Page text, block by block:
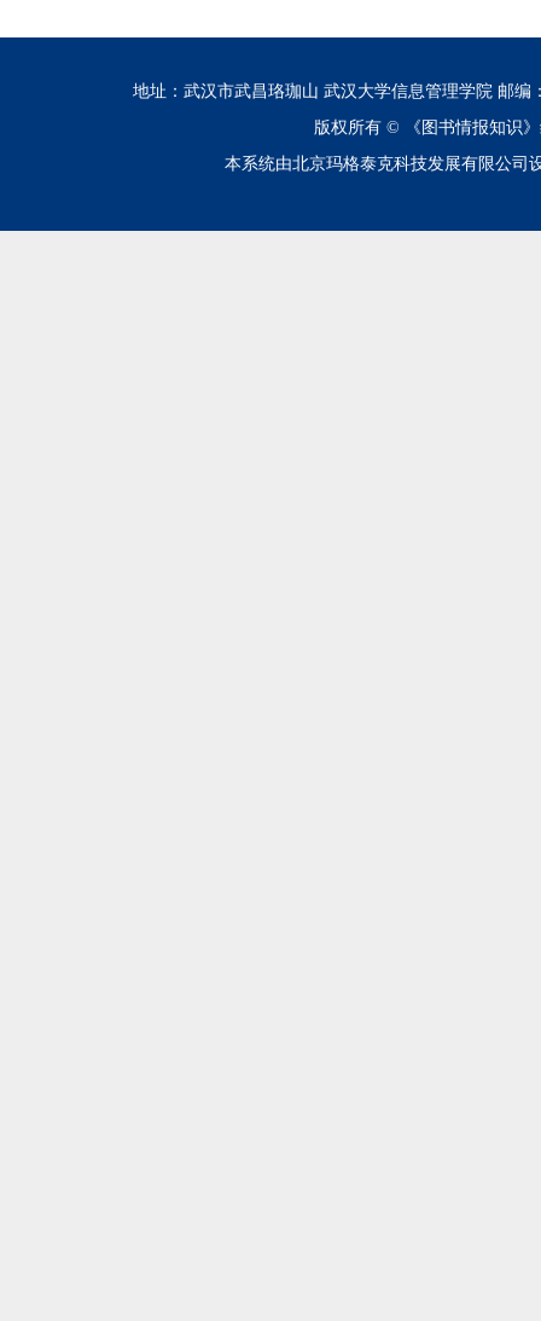
地址：武汉市武昌珞珈山 武汉大学信息管理学院 邮编
版权所有 ©
《图书情报知识
本系统由北京玛格泰克科技发展有限公司